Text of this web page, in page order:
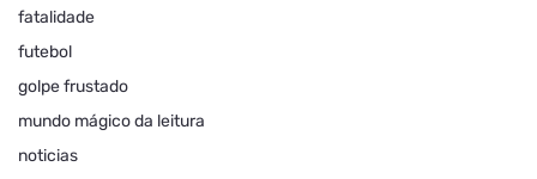
fatalidade
futebol
golpe frustado
mundo mágico da leitura
noticias